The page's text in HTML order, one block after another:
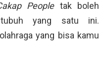
People tak boleh
tubuh yang satu ini.
yang bisa kamu